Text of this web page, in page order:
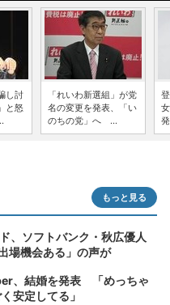
し討
と怒
「れいわ新選組」が党
名の変更を発表、「い
のちの党」へ ...
もっと見る
、ソフトバンク・秋広優人
場機会ある」の声が
、結婚を発表 「めっちゃ
安定してる」